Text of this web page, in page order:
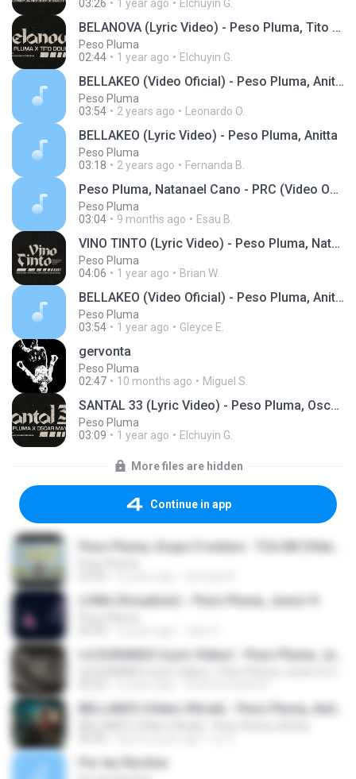
03:26
1 year ago Elchuyin G.
BELANOVA (Lyric Video) - Peso Pluma, Tito Double P
Peso Pluma
02:44
1 year ago Elchuyin G.
BELLAKEO (Video Oficial) - Peso Pluma, Anitta
Peso Pluma
03:54
2 years ago Leonardo O.
BELLAKEO (Lyric Video) - Peso Pluma, Anitta
Peso Pluma
03:18
2 years ago Fernanda B.
Peso Pluma, Natanael Cano - PRC (Video Oficial)
Peso Pluma
03:04
9 months ago Esau B.
VINO TINTO (Lyric Video) - Peso Pluma, Natanael Cano, Gabito Ballesteros
Peso Pluma
04:06
1 year ago Brian W.
BELLAKEO (Video Oficial) - Peso Pluma, Anitta
Peso Pluma
03:54
1 year ago Gleyce E.
gervonta
Peso Pluma
02:47
10 months ago Miguel S.
SANTAL 33 (Lyric Video) - Peso Pluma, Oscar Maydon
Peso Pluma
03:09
1 year ago Elchuyin G.
More files are hidden
Continue in app
LUNA (Visualizer) - Peso Pluma, Junior H
Por las Noches